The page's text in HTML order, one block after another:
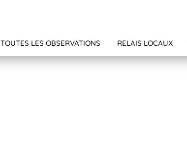
TOUTES LES OBSERVATIONS RELAIS LOCAUX